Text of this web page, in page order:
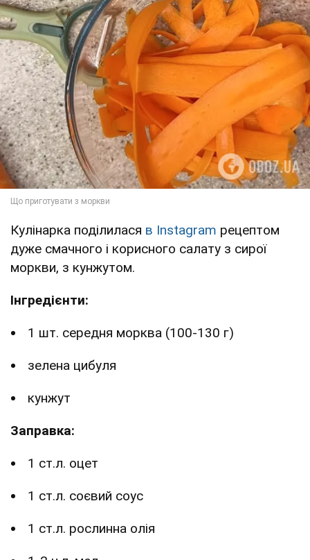
Кулінарка поділилася в Instagram рецептом
дуже смачного і корисного салату з сирої
моркви, з кунжутом.
Інгредієнти:
1 шт. середня морква (100-130 г)
зелена цибуля
кунжут
Заправка:
1 ст.л. оцет
1 ст.л. соєвий соус
1 ст.л. рослинна олія